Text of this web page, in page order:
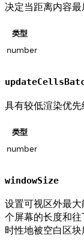
决定当距离内容
类型
number
具有较低渲染优
类型
number
windowSize
设置可视区外最
个屏幕的长度和
时性地被空白区块